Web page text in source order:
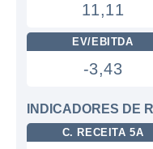
11,11
EV/EBITDA
-3,43
INDICADORES DE
C. RECEITA 5A